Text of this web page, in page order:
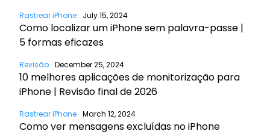
Rastrear iPhone July 15, 2024
Como localizar um iPhone sem palavra-passe |
5 formas eficazes
Revisão December 25, 2024
10 melhores aplicações de monitorização para
iPhone | Revisão final de 2026
Rastrear iPhone March 12, 2024
Como ver mensagens excluídas no iPhone